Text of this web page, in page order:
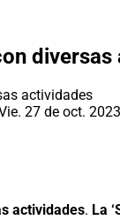
diversas
27 de oct. 2023
actividades. La